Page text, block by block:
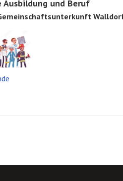
Ausbildung und Beruf